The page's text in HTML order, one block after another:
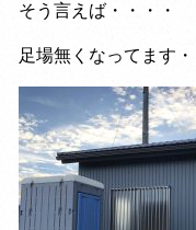
そう言えば・・・・
足場無くなってます・